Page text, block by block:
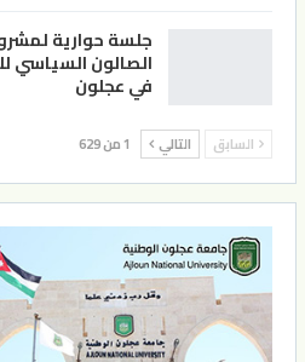
جلسة حوارية
الصالون السياسي
في عجلون
السابق التالي 1 من 629